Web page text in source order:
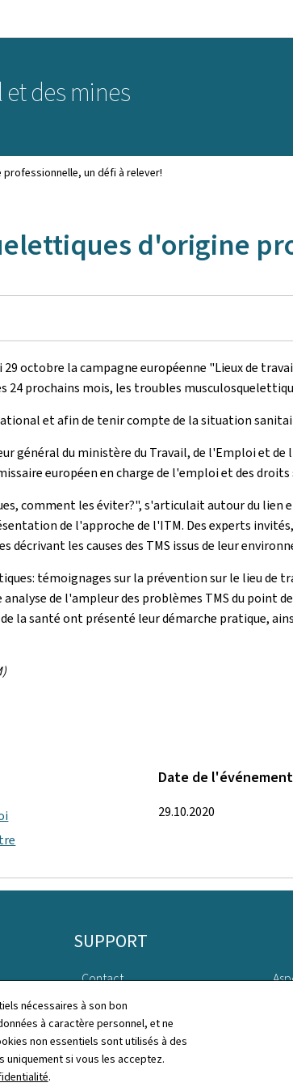
nécessaires à son bon
à caractère personnel, et ne
non essentiels sont utilisés à des
si vous les acceptez.
.
des mines
un défi à relever!
d'origine
octobre la campagne européenne "Lieux de
24 prochains mois, les troubles
et afin de tenir compte de la situation
général du ministère du Travail, de l'Emploi et
européen en charge de l'emploi et des
comment les éviter?", s'articulait autour du
de l'approche de l'ITM. Des experts
les causes des TMS issus de leur
témoignages sur la prévention sur le lieu de
de l'ampleur des problèmes TMS du point
la santé ont présenté leur démarche pratique,
Date de l'événement
29.10.2020
SUPPORT
Contact
Plan du site
À propos du site